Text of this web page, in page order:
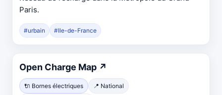
Paris.
#urbain #Ile-de-France
Open Charge Map ↗
🔌 Bornes électriques 📍 National